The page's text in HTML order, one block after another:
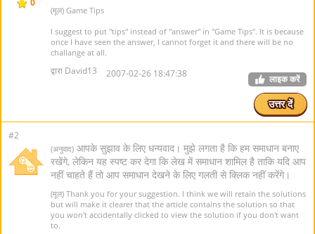
0
(मूल) Game Tips
I suggest to put "tips" instead of "answer" in "Game Tips". It is because
once I have seen the answer, I cannot forget it and there will be no
challange at all.
द्वारा David13 2007-02-26 18:47:38 लाइक करें
उत्तर दें
#2
(अनुवाद) आपके सुझाव के लिए धन्यवाद। मुझे लगता है कि हम समाधान बनाए
रखेंगे, लेकिन यह स्पष्ट कर देगा कि लेख में समाधान शामिल है ताकि यदि आप
नहीं चाहते हैं तो आप समाधान देखने के लिए गलती से क्लिक नहीं करेंगे।
(मूल) Thank you for your suggestion. I think we will retain the solutions
but will make it clearer that the article contains the solution so that
you won't accidentally clicked to view the solution if you don't want
to.